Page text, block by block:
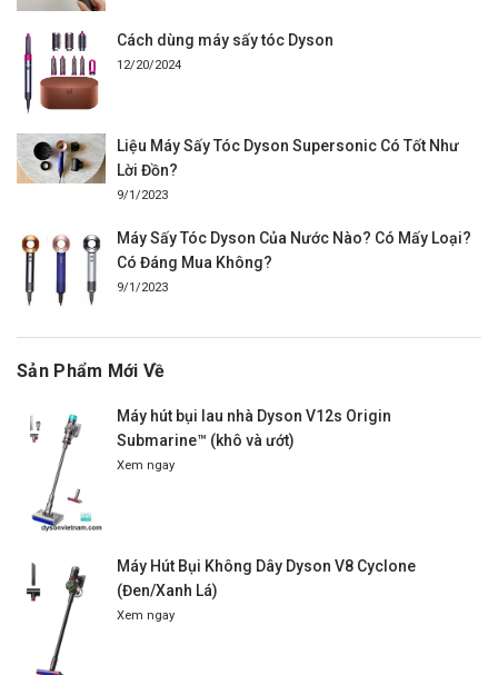
Cách dùng máy sấy tóc Dyson
12/20/2024
Liệu Máy Sấy Tóc Dyson Supersonic Có Tốt Như
Lời Đồn?
9/1/2023
Máy Sấy Tóc Dyson Của Nước Nào? Có Mấy Loại?
Có Đáng Mua Không?
9/1/2023
Sản Phẩm Mới Về
Máy hút bụi lau nhà Dyson V12s Origin
Submarine™ (khô và ướt)
Xem ngay
Máy Hút Bụi Không Dây Dyson V8 Cyclone
(Đen/Xanh Lá)
Xem ngay